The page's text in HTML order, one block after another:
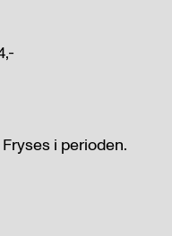
i perioden.